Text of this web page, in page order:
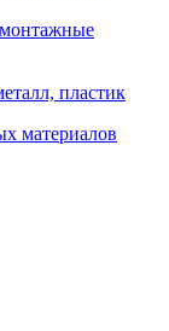
пластик
материалов